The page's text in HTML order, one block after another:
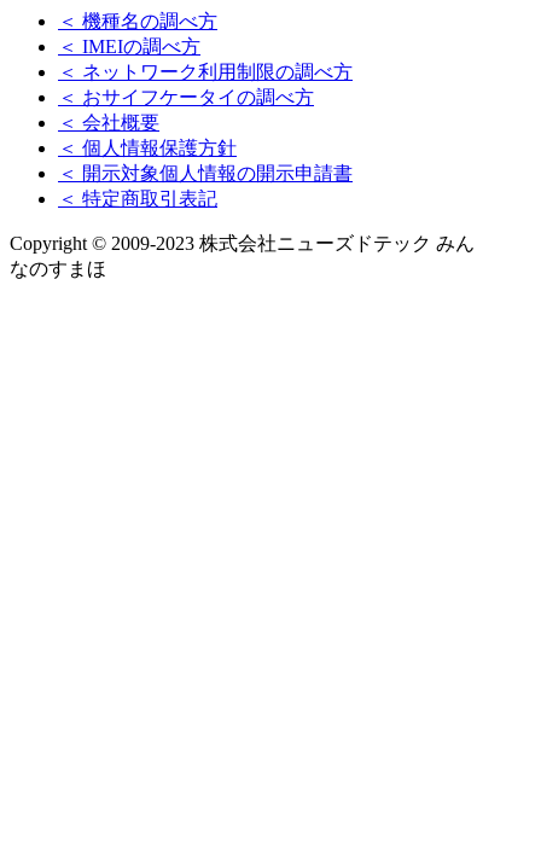
＜ 機種名の調べ方
＜ IMEIの調べ方
＜ ネットワーク利用制限の調べ方
＜ おサイフケータイの調べ方
＜ 会社概要
＜ 個人情報保護方針
＜ 開示対象個人情報の開示申請書
＜ 特定商取引表記
Copyright © 2009-2023 株式会社ニューズドテック みん
なのすまほ